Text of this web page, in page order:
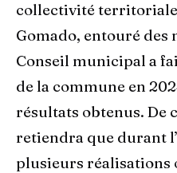
collectivité territoriale
Gomado, entouré des
Conseil municipal a
de la commune en
résultats obtenus. De
retiendra que durant
plusieurs réalisations